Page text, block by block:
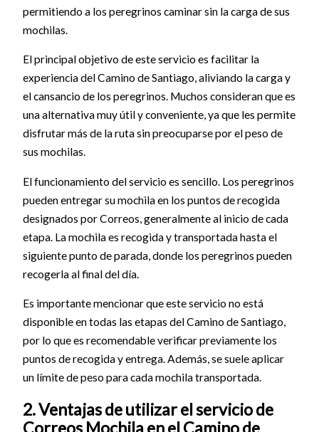
permitiendo a los peregrinos caminar sin la carga de sus
mochilas.
El principal objetivo de este servicio es facilitar la
experiencia del Camino de Santiago, aliviando la carga y
el cansancio de los peregrinos. Muchos consideran que es
una alternativa muy útil y conveniente, ya que les permite
disfrutar más de la ruta sin preocuparse por el peso de
sus mochilas.
El funcionamiento del servicio es sencillo. Los peregrinos
pueden entregar su mochila en los puntos de recogida
designados por Correos, generalmente al inicio de cada
etapa. La mochila es recogida y transportada hasta el
siguiente punto de parada, donde los peregrinos pueden
recogerla al final del día.
Es importante mencionar que este servicio no está
disponible en todas las etapas del Camino de Santiago,
por lo que es recomendable verificar previamente los
puntos de recogida y entrega. Además, se suele aplicar
un límite de peso para cada mochila transportada.
2. Ventajas de utilizar el servicio de
Correos Mochila en el Camino de